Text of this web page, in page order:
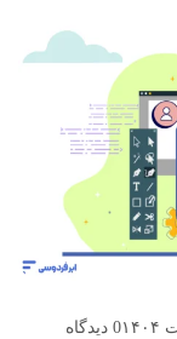
0 دیدگاه